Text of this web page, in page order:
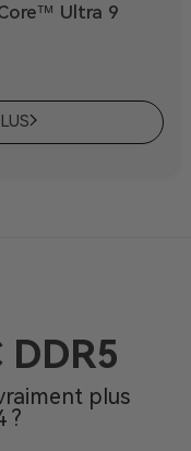
Ultra 9
DDR5
plus
?